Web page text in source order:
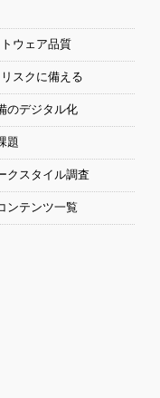
ウェア品質
スクに備える
のデジタル化
題
クスタイル調査
ンテンツ一覧